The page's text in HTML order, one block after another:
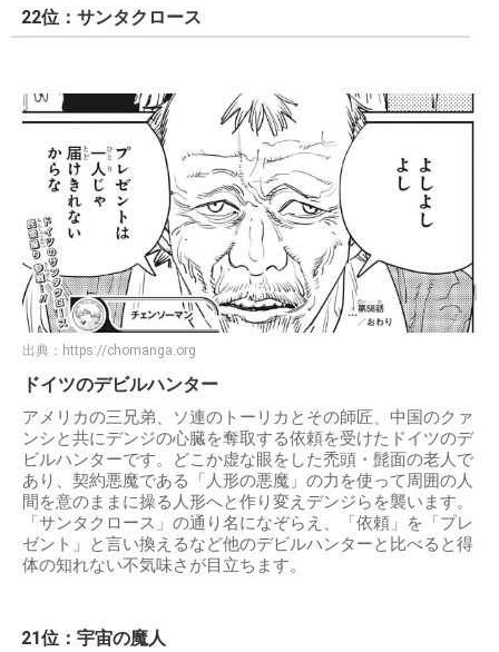
22位：サンタクロース
出典： https://chomanga.org
ドイツのデビルハンター
アメリカの三兄弟、ソ連のトーリカとその師匠、中国のクァ
ンシと共にデンジの心臓を奪取する依頼を受けたドイツのデ
ビルハンターです。どこか虚な眼をした禿頭・髭面の老人で
あり、契約悪魔である「人形の悪魔」の力を使って周囲の人
間を意のままに操る人形へと作り変えデンジらを襲います。
「サンタクロース」の通り名になぞらえ、「依頼」を「プレ
ゼント」と言い換えるなど他のデビルハンターと比べると得
体の知れない不気味さが目立ちます。
21位：宇宙の魔人